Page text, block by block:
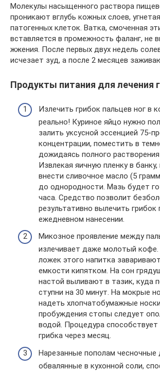
Молекулы насыщенного раствора
проникают вглубь кожных слоев,
патогенных клеток. Ватка, смоченная
вставляется в промежность фаланг, не
жжения. После первых двух недель
исчезает зуд, а после 2 месяцев
Продукты питания для лечения
Излечить грибок пальцев ног в
реально! Куриное яйцо нужно
залить уксусной эссенцией 75-
концентрации, поместить в
дожидаясь полного
Извлекая яичную пленку в
внести сливочное масло (5
до однородности. Мазь будет
часа. Средство позволит
результативно вылечить грибок
ежедневном нанесении.
Микозное проявление между
излечивает даже молотый
ложек этого напитка
емкости кипятком. На сон
настой выливают в тазик, куда
ступни на 30 минут. На мокрые
надеть хлопчатобумажные
пробуждения стопы следует
водой. Процедура
грибка через месяц.
Нарезанные пополам чесночные
обвалянные в кухонной соли,